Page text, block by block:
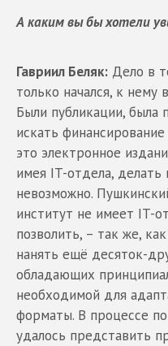
А каким вы бы хотели
Гавриил Беляк: Дело в
только начался, к нему
Были публикации, была
искать
это электронное
имея IT-отдела,
невозможно.
институт не имеет IT-
позволить, – так же,
нанять ещё десяток-
обладающих
необходимой для
форматы. В процессе
удалось представить